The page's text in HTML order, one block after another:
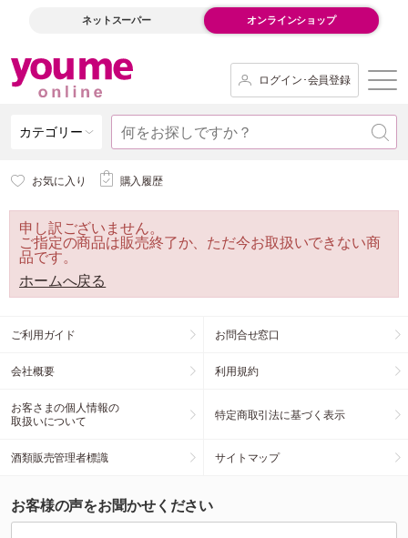
ネットスーパー オンラインショップ
ログイン･会員登録
カテゴリー
お気に入り 購入履歴
申し訳ございません。
ご指定の商品は販売終了か、ただ今お取扱いできない商
品です。
ホームへ戻る
ご利用ガイド お問合せ窓口
会社概要 利用規約
お客さまの個人情報の
取扱いについて
特定商取引法に基づく表示
酒類販売管理者標識 サイトマップ
お客様の声をお聞かせください